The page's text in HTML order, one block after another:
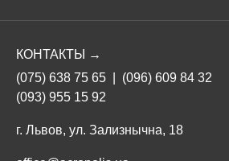
КОНТАКТЫ →
(075) 638 75 65
(096) 609 84 32
(093) 955 15 92
г. Львов, ул. Зализнычна, 18